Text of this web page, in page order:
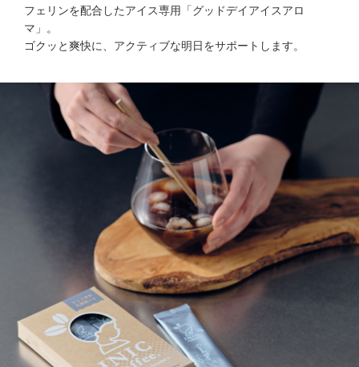
フェリンを配合したアイス専用「グッドデイアイスアロ
マ」。
ゴクッと爽快に、アクティブな明日をサポートします。